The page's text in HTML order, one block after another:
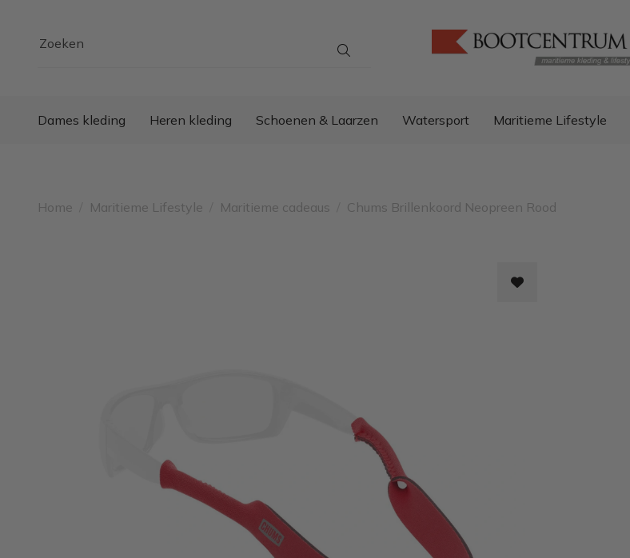
Zoeken
Dames kleding Heren kleding Schoenen & Laarzen Watersport Maritieme Lifestyle
Home Maritieme Lifestyle Maritieme cadeaus Chums Brillenkoord Neopreen Rood